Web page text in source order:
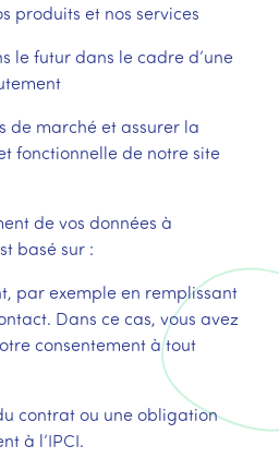
produits et nos services
le futur dans le cadre d’une
de marché et assurer la
fonctionnelle de notre site
de vos données à
basé sur :
par exemple en remplissant
Dans ce cas, vous avez
consentement à tout
contrat ou une obligation
à l’IPCI.